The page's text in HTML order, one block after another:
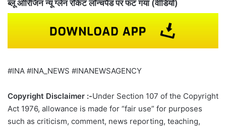
ब्लू ओरिजिन न्यू ग्लेन रॉकेट लॉन्चपैड पर फट गया (वीडियो)
#INA #INA_NEWS #INANEWSAGENCY
Copyright Disclaimer :-Under Section 107 of the Copyright
Act 1976, allowance is made for “fair use” for purposes
such as criticism, comment, news reporting, teaching,